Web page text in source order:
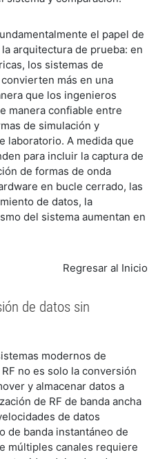
el papel de
arquitectura de prueba: en
los sistemas de
más en una
que los ingenieros
manera confiable entre
de simulación y
laboratorio. A medida que
para incluir la captura de
de formas de onda
en bucle cerrado, las
de datos, la
del sistema aumentan en
Regresar al Inicio
de datos sin
modernos de
no es solo la conversión
y almacenar datos a
de RF de banda ancha
de datos
de banda instantáneo de
múltiples canales requiere